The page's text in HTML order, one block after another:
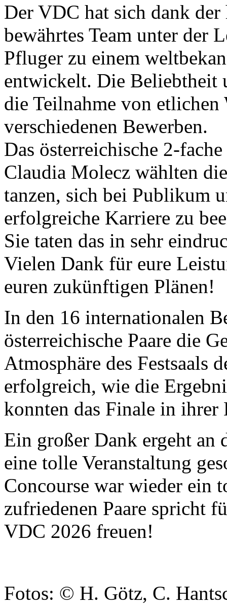
Der VDC hat sich dank
bewährtes Team unter der
Pfluger zu einem
entwickelt. Die Beliebtheit
die Teilnahme von
verschiedenen Bewerben.
Das österreichische 2-
Claudia Molecz wählten
tanzen, sich bei Publikum
erfolgreiche Karriere zu
Sie taten das in sehr
Vielen Dank für eure
euren zukünftigen Plänen!
In den 16 internationalen
österreichische Paare die
Atmosphäre des Festsaals
erfolgreich, wie die
konnten das Finale in
Ein großer Dank ergeht an
eine tolle Veranstaltung
Concourse war wieder ein
zufriedenen Paare spricht
VDC 2026 freuen!
Fotos: © H. Götz, C.